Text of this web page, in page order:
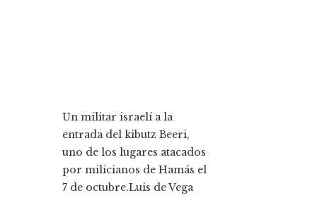
Un militar israelí a la
entrada del kibutz Beeri,
uno de los lugares atacados
por milicianos de Hamás el
7 de octubre.Luis de Vega